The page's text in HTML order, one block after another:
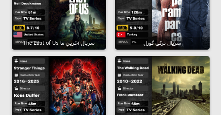
سریال ترکی گوزل سریال آخرینِ ما The Last of Us